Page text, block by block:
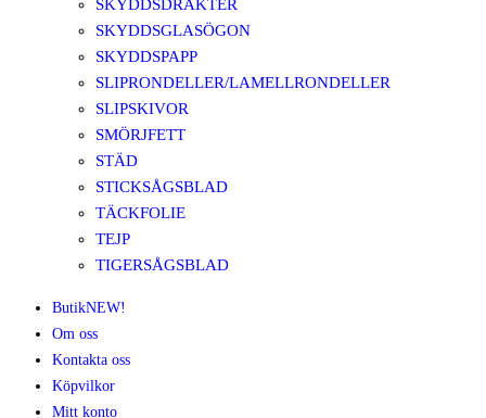
SKYDDSDRÄKTER
SKYDDSGLASÖGON
SKYDDSPAPP
SLIPRONDELLER/LAMELLRONDELLER
SLIPSKIVOR
SMÖRJFETT
STÄD
STICKSÅGSBLAD
TÄCKFOLIE
TEJP
TIGERSÅGSBLAD
ButikNEW!
Om oss
Kontakta oss
Köpvilkor
Mitt konto